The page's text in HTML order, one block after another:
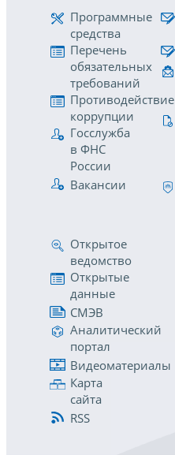
Программные
средства
Перечень
обязательных
требований
Противодействие
коррупции
Госслужба
в ФНС
России
Вакансии
Открытое
ведомство
Открытые
данные
СМЭВ
Аналитический
портал
Видеоматериалы
Карта
сайта
RSS